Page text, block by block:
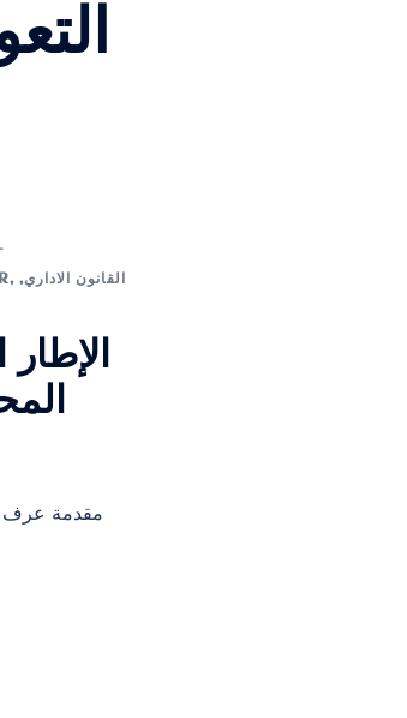
, القانون الاداري,
مقدمة عرف